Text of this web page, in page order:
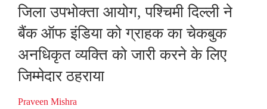
जिला उपभोक्ता आयोग, पश्चिमी दिल्ली ने
बैंक ऑफ इंडिया को ग्राहक का चेकबुक
अनधिकृत व्यक्ति को जारी करने के लिए
जिम्मेदार ठहराया
Praveen Mishra